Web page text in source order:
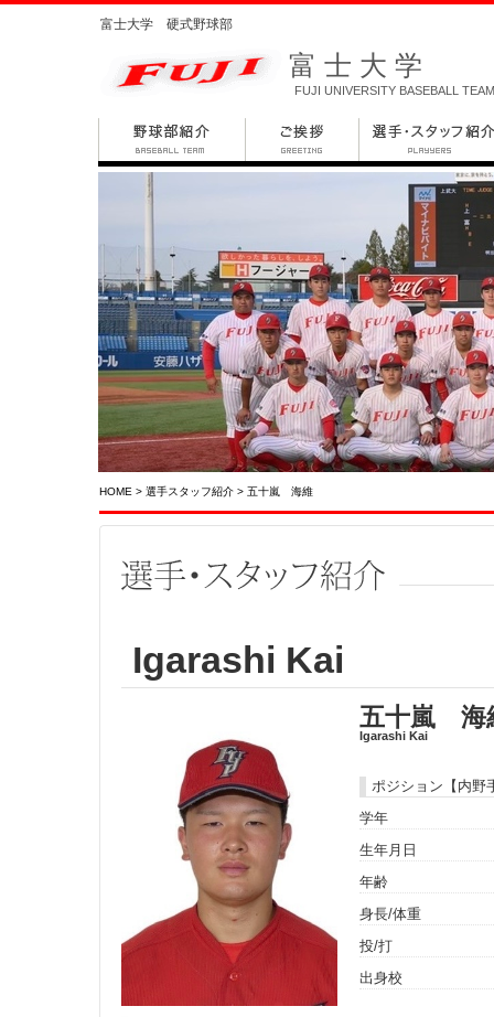
富士大学 硬式野球部
富士大学
FUJI UNIVERSITY BASEBALL TEAM
HOME > 選手スタッフ紹介 > 五十嵐 海維
Igarashi Kai
五十嵐 海
Igarashi Kai
ポジション【内野
学年
生年月日
年齢
身長/体重
投/打
出身校